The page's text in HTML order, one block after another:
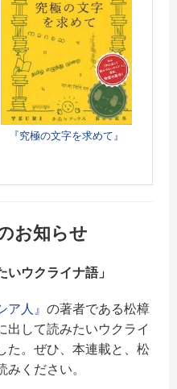
『究極の文字を求めて』
お知らせ
ウクライナ語」
ア人』 の著者である松樟
出して読みたいウクライ
た。ぜひ、本連載と、松
ください。